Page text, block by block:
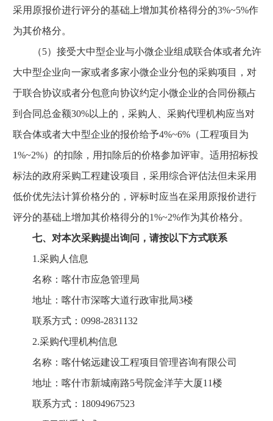
采用原报价进行评分的基础上增加其价格得分的3%~5%作
为其价格分。
（5）接受大中型企业与小微企业组成联合体或者允许
大中型企业向一家或者多家小微企业分包的采购项目，对
于联合协议或者分包意向协议约定小微企业的合同份额占
到合同总金额30%以上的，采购人、采购代理机构应当对
联合体或者大中型企业的报价给予4%~6%（工程项目为
1%~2%）的扣除，用扣除后的价格参加评审。适用招标投
标法的政府采购工程建设项目，采用综合评估法但未采用
低价优先法计算价格分的，评标时应当在采用原报价进行
评分的基础上增加其价格得分的1%~2%作为其价格分。
七、对本次采购提出询问，请按以下方式联系
1.采购人信息
名称：喀什市应急管理局
地址：喀什市深喀大道行政审批局3楼
联系方式：0998-2831132
2.采购代理机构信息
名称：喀什铭远建设工程项目管理咨询有限公司
地址：喀什市新城南路5号院金洋芋大厦11楼
联系方式：18094967523